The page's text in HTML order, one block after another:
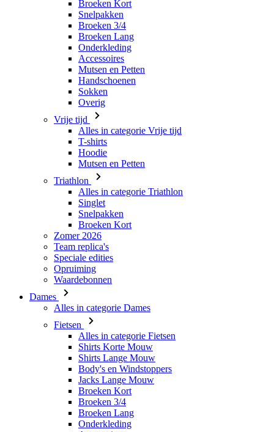
Accessoires
Mutsen en Petten
Handschoenen
Sokken
Overig
Vrije tijd
Alles in categorie Vrije tijd
T-shirts
Hoodie
Mutsen en Petten
Triathlon
Alles in categorie Triathlon
Singlet
Snelpakken
Broeken Kort
Zomer 2026
Team replica's
Speciale edities
Opruiming
Waardebonnen
Dames
Alles in categorie Dames
Fietsen
Alles in categorie Fietsen
Shirts Lange Mouw
Body's en Windstoppers
Jacks Lange Mouw
Broeken Kort
Broeken 3/4
Broeken Lang
Onderkleding
Accessoires
Mutsen en Petten
Handschoenen
Sokken
Overig